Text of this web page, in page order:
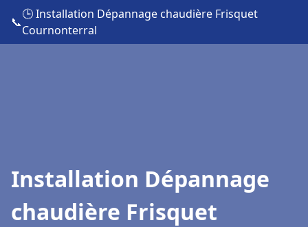
📞
🕒 Installation Dépannage chaudière Frisquet
Cournonterral
Installation Dépannage
chaudière Frisquet